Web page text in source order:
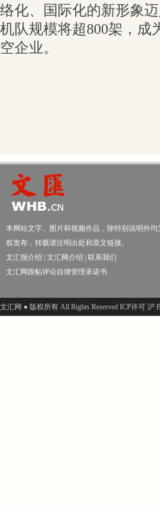
络化、国际化的新形象
机队规模将超800架，成
空企业。
本网站文字、图片和视频作品，除特别说明外均
权发布，转载请注明出处和原文链接。
文汇报介绍
文汇网介绍
联系我们
文汇网跟帖评论自律管理承诺书
文汇网 ● 版权所有 All Rights Reserved ICP许可 沪